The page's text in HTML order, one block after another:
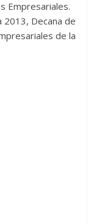
Empresariales.
2013, Decana de
de la